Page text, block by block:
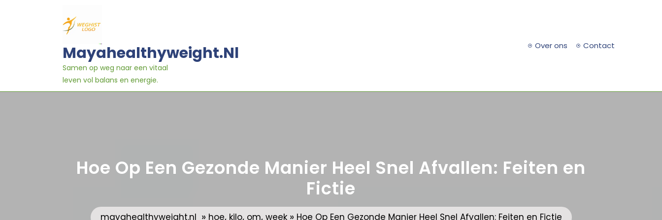
Mayahealthyweight.nl
Samen op weg naar een vitaal
leven vol balans en energie.
Over ons Contact
Hoe Op Een Gezonde Manier Heel Snel Afvallen: Feiten en
Fictie
mayahealthyweight.nl » hoe, kilo, om, week» Hoe Op Een Gezonde Manier Heel Snel Afvallen: Feiten en Fictie